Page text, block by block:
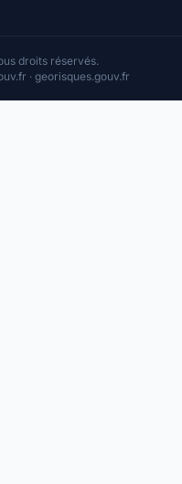
droits réservés.
· georisques.gouv.fr